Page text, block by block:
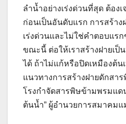
ลำน้ำอย่างเร่งด่วนที่สุด ต้อง
ก่อนเป็นอันดับแรก การสร้า
เร่งด่วนและไม่ใช่คำตอบแร
ขณะนี้ ต่อให้เราสร้างฝายเ
ได้ ถ้าไม่แก้หรือปิดเหมืองต้น
แนวทางการสร้างฝายดักสา
โรงกำจัดสารพิษข้ามพรมแด
ต้นน้ำ” ผู้อำนวยการสมาคมแ